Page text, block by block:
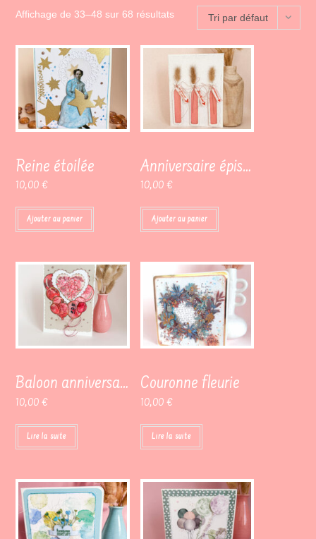
Affichage de 33–48 sur 68 résultats Tri par défaut
Reine étoilée
10,00€
Ajouter au panier
Anniversaire épis d’orge
10,00 €
Ajouter au panier
Baloon anniversaire
10,00€
Lire la suite
Couronne fleurie
10,00 €
Lire la suite